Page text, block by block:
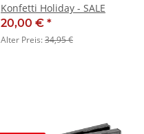
Konfetti Holiday - SALE
20,00 € *
Alter Preis:34,95 €